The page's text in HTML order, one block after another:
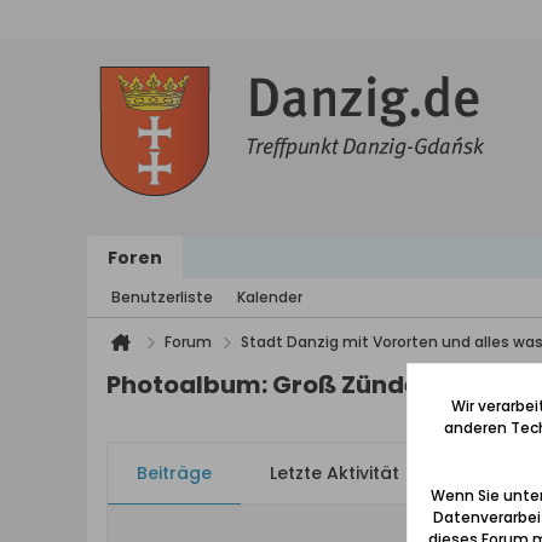
Foren
Benutzerliste Kalender
Forum Stadt Danzig mit Vororten und alles
Photoalbum: Groß Zünder in der
Beiträge Letzte Aktivität
Wir
anderen
Wenn Sie